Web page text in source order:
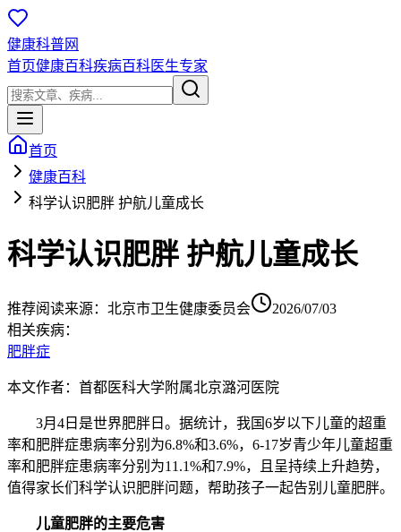
健康科普网
首页健康百科疾病百科医生专家
首页
健康百科
科学认识肥胖 护航儿童成长
科学认识肥胖 护航儿童成长
推荐阅读来源： 北京市卫生健康委员会
2026/07/03
相关疾病：
肥胖症
本文作者：首都医科大学附属北京潞河医院
3月4日是世界肥胖日。据统计，我国6岁以下儿童的超重
率和肥胖症患病率分别为6.8%和3.6%，6-17岁青少年儿童超重
率和肥胖症患病率分别为11.1%和7.9%，且呈持续上升趋势，
值得家长们科学认识肥胖问题，帮助孩子一起告别儿童肥胖。
儿童肥胖的主要危害